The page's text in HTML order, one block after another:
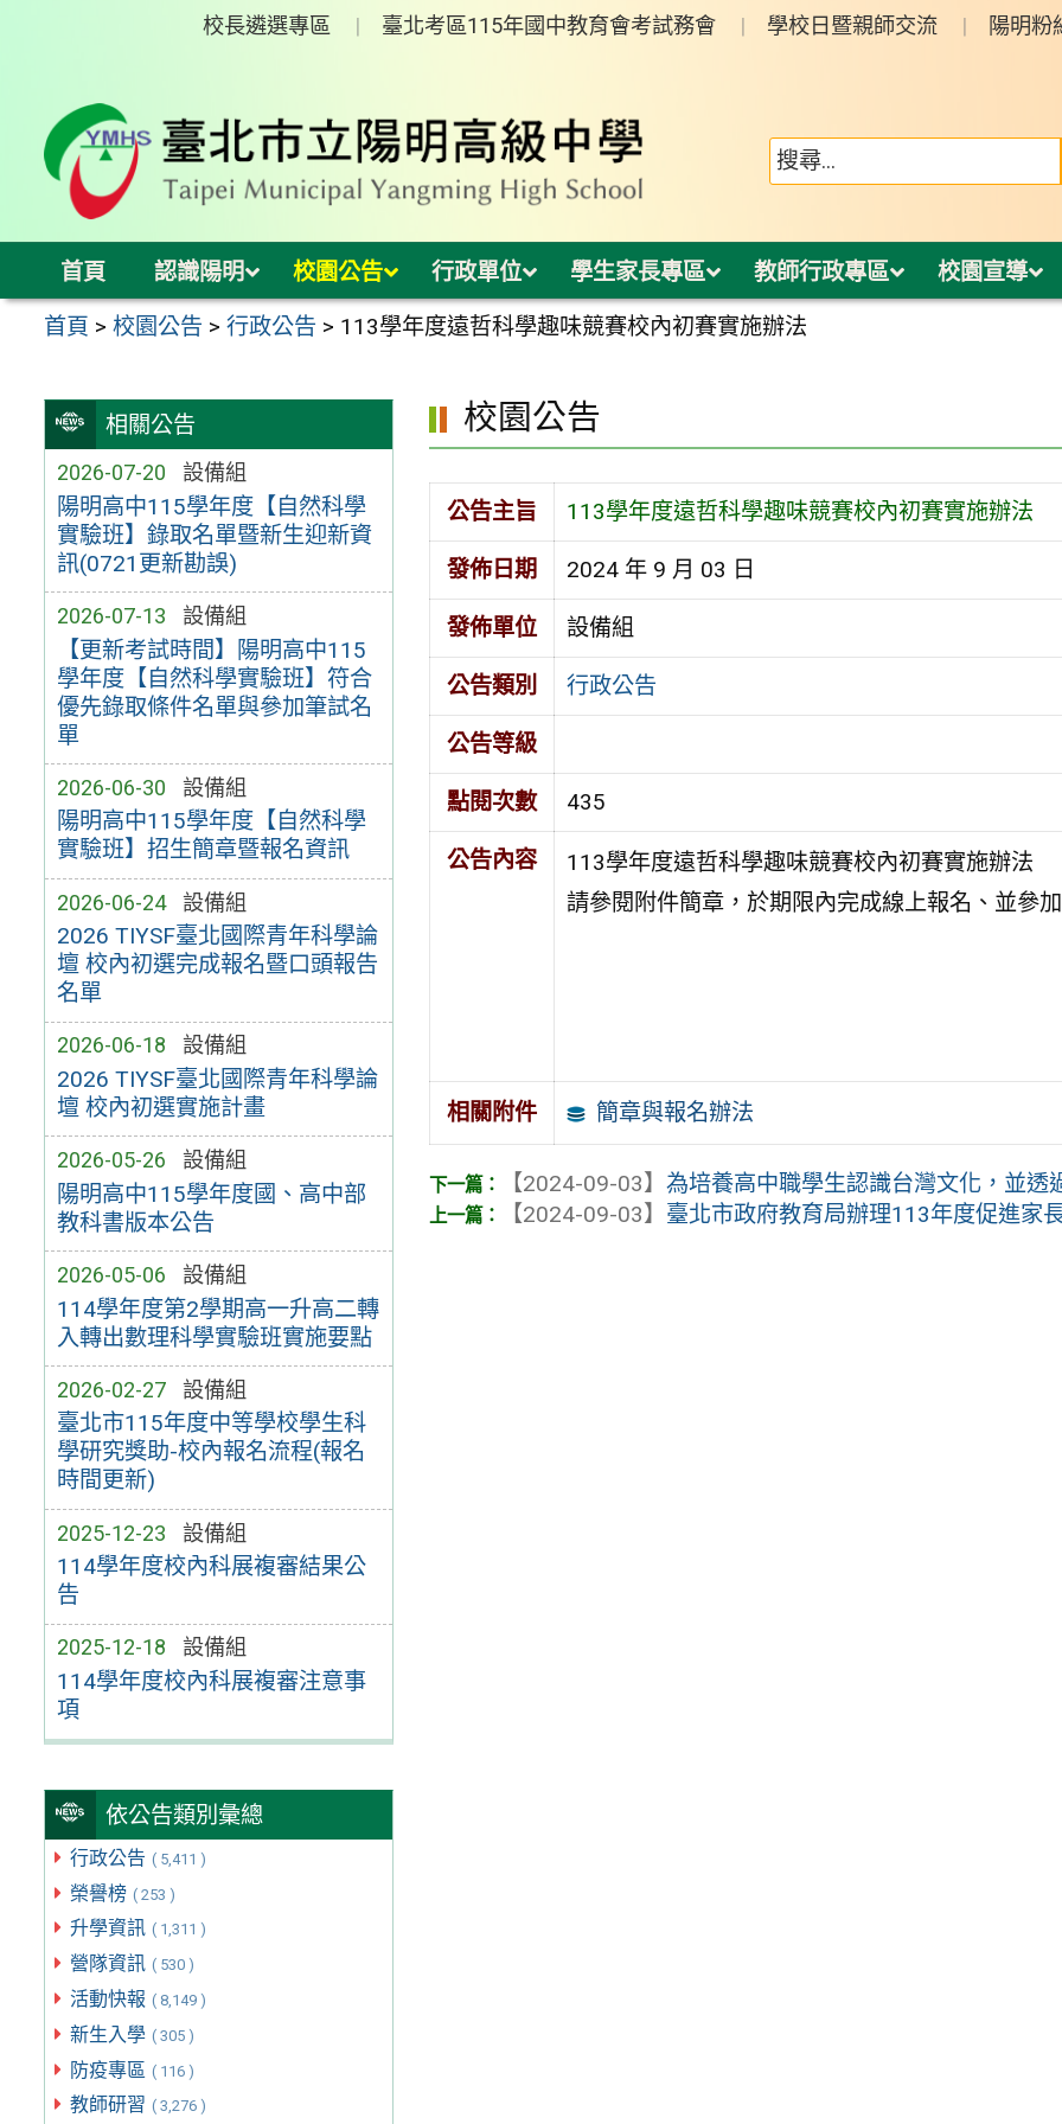
校長遴選專區 臺北考區115年國中教育會考試務會 學校日暨親師交流 陽明粉
首頁 認識陽明 校園公告 行政單位 學生家長專區 教師行政專區 校園宣導
首頁 >校園公告 >行政公告 > 113學年度遠哲科學趣味競賽校內初賽實施辦法
相關公告
2026-07-20 設備組
陽明高中115學年度【自然科學
實驗班】錄取名單暨新生迎新資
訊(0721更新勘誤)
2026-07-13 設備組
【更新考試時間】陽明高中115
學年度【自然科學實驗班】符合
優先錄取條件名單與參加筆試名
單
2026-06-30 設備組
陽明高中115學年度【自然科學
實驗班】招生簡章暨報名資訊
2026-06-24 設備組
2026 TIYSF臺北國際青年科學論
壇 校內初選完成報名暨口頭報告
名單
2026-06-18 設備組
2026 TIYSF臺北國際青年科學論
壇 校內初選實施計畫
2026-05-26 設備組
陽明高中115學年度國、高中部
教科書版本公告
2026-05-06 設備組
114學年度第2學期高一升高二轉
入轉出數理科學實驗班實施要點
2026-02-27 設備組
臺北市115年度中等學校學生科
學研究獎助-校內報名流程(報名
時間更新)
2025-12-23 設備組
114學年度校內科展複審結果公
告
2025-12-18 設備組
114學年度校內科展複審注意事
項
依公告類別彙總
行政公告 ( 5,411 )
榮譽榜 ( 253 )
升學資訊 ( 1,311 )
營隊資訊 ( 530 )
活動快報 ( 8,149 )
新生入學 ( 305 )
防疫專區 ( 116 )
教師研習 ( 3,276 )
校園公告
公告主旨 113學年度遠哲科學趣味競賽校內初賽實施辦法
發佈日期 2024 年 9 月 03 日
發佈單位 設備組
公告類別 行政公告
公告等級
點閱次數 435
公告內容
113學年度遠哲科學趣味競賽校內初賽實施辦法
請參閱附件簡章，於期限內完成線上報名、並參
相關附件 簡章與報名辦法
【2024-09-03】為培養高中職學生認識台灣文化，並透
【2024-09-03】 臺北市政府教育局辦理113年度促進家